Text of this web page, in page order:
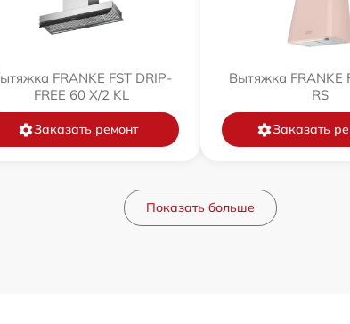
FRANKE FST DRIP-
FREE 60 X/2 KL
Заказать ремонт
Вытяжка FRANKE
RS
Заказать
Показать больше